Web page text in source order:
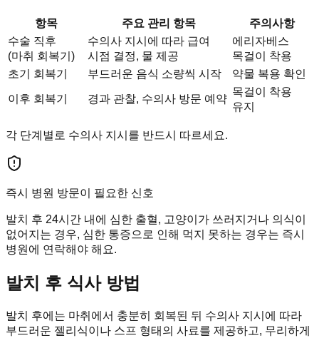
항목 주요 관리 항목
주의사항
수술 직후
(마취 회복기)
수의사 지시에 따라 급여
시점 결정, 물 제공
에리자베스
목걸이 착용
초기 회복기
부드러운 음식 소량씩 시작 약물 복용 확인
이후 회복기 경과 관찰, 수의사 방문 예약
목걸이 착용
유지
각 단계별로 수의사 지시를 반드시 따르세요.
즉시 병원 방문이 필요한 신호
발치 후 24시간 내에 심한 출혈, 고양이가 쓰러지거나 의식이
없어지는 경우, 심한 통증으로 인해 먹지 못하는 경우는 즉시
병원에 연락해야 해요.
발치 후 식사 방법
발치 후에는 마취에서 충분히 회복된 뒤 수의사 지시에 따라
부드러운 젤리식이나 스프 형태의 사료를 제공하고, 무리하게